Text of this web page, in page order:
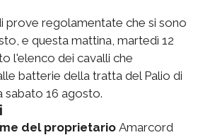
prove regolamentate che si sono
e questa mattina, martedì 12
l'elenco dei cavalli che
batterie della tratta del Palio di
sabato 16 agosto.
del proprietario Amarcord